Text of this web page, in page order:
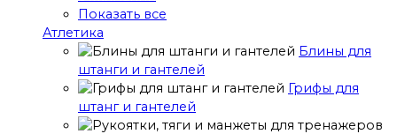
Показать все
Атлетика
Блины для
штанги и гантелей
Грифы для
штанг и гантелей